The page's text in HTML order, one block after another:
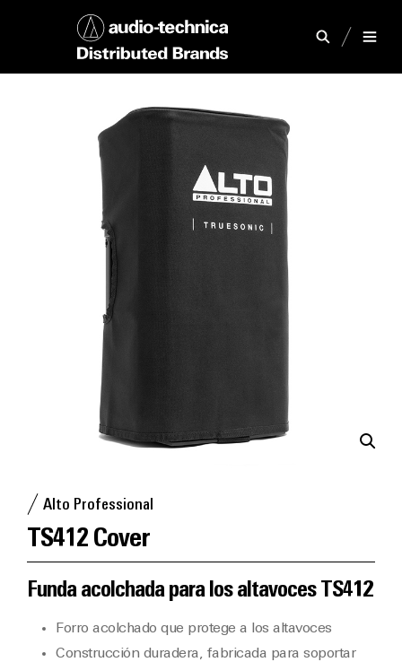
Alto Professional
TS412 Cover
Funda acolchada para los altavoces TS412
Forro acolchado que protege a los altavoces
Construcción duradera, fabricada para soportar